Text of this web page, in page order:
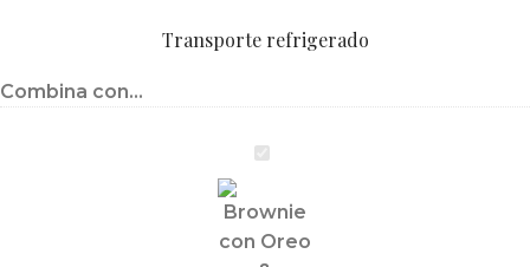
Transporte refrigerado
Combina con...
Brownie
Oreo
&